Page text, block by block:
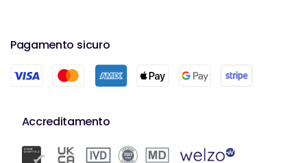
Pagamento sicuro
Accreditamento